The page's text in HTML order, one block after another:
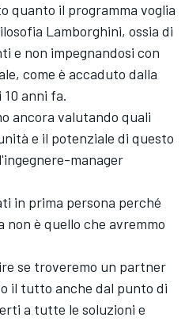
quanto il programma voglia
Lamborghini, ossia di
e non impegnandosi con
come è accaduto dalla
anni fa.
ancora valutando quali
e il potenziale di questo
manager
in prima persona perché
è quello che avremmo
se troveremo un partner
il tutto anche dal punto di
a tutte le soluzioni e